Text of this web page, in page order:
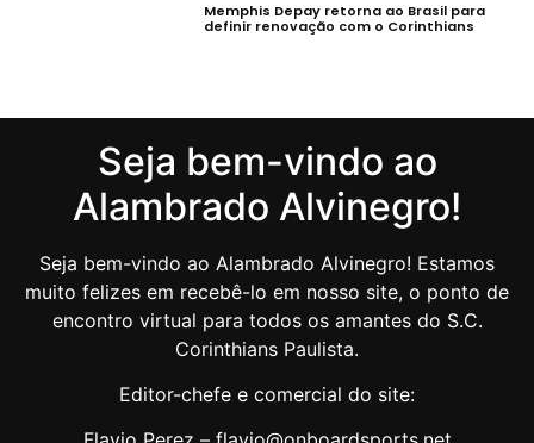
Memphis Depay retorna ao Brasil para
definir renovação com o Corinthians
Seja bem-vindo ao
Alambrado Alvinegro!
Seja bem-vindo ao Alambrado Alvinegro! Estamos
muito felizes em recebê-lo em nosso site, o ponto de
encontro virtual para todos os amantes do S.C.
Corinthians Paulista.
Editor-chefe e comercial do site: